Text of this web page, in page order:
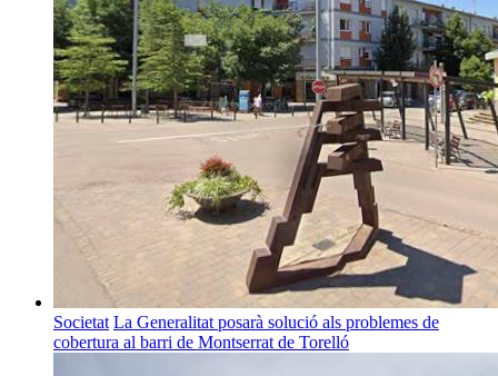
Societat La Generalitat posarà solució als problemes de
cobertura al barri de Montserrat de Torelló